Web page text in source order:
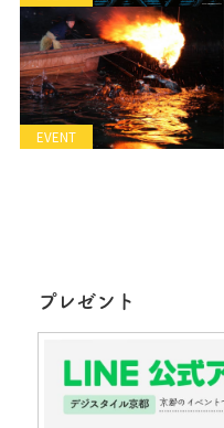
EVENT
プレゼント